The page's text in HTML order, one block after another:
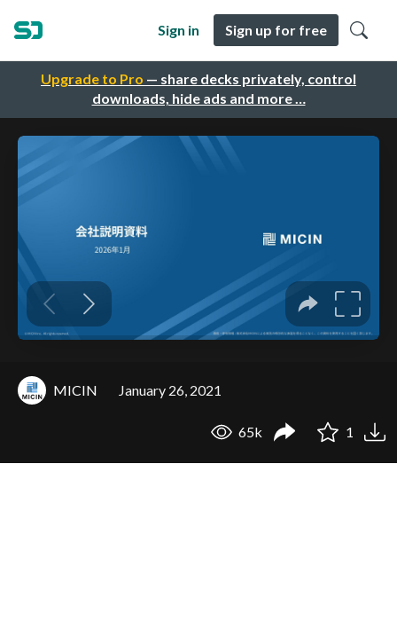
Upgrade to Pro — share decks privately, control
downloads, hide ads and more …
Sign in Sign up for free
MICIN January 26, 2021
65k 1